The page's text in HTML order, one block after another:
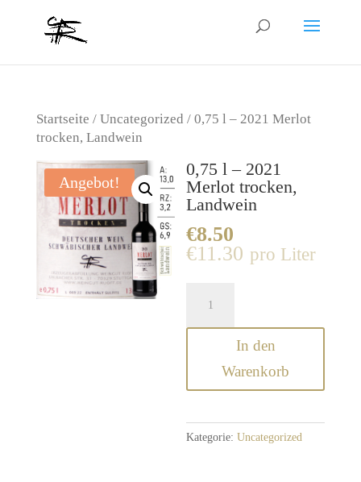
Startseite / Uncategorized / 0,75 l – 2021 Merlot
trocken, Landwein
Angebot!
0,75 l – 2021
Merlot trocken,
Landwein
€11.30
€8.50
-
Merlot
Menge
In den
Warenkorb
Kategorie:Uncategorized